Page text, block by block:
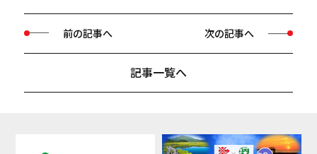
前の記事へ
記事一覧へ
次の記事へ